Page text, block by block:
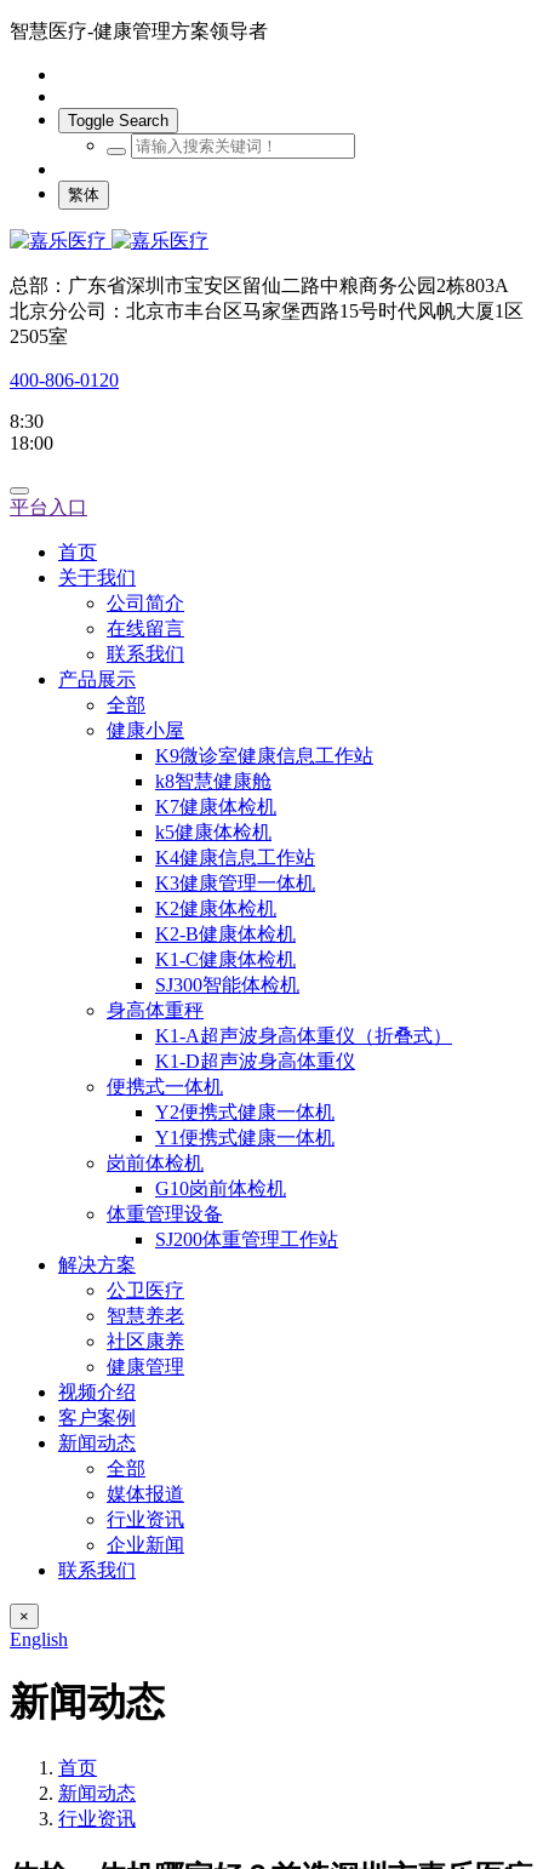
智慧医疗-健康管理方案领导者
Toggle Search
繁体
总部：广东省深圳市宝安区留仙二路中粮商务公园2栋803A
北京分公司：北京市丰台区马家堡西路15号时代风帆大厦1区
2505室
400-806-0120
8:30
18:00
平台入口
首页
关于我们
公司简介
在线留言
联系我们
产品展示
全部
健康小屋
K9微诊室健康信息工作站
k8智慧健康舱
K7健康体检机
k5健康体检机
K4健康信息工作站
K3健康管理一体机
K2健康体检机
K2-B健康体检机
K1-C健康体检机
SJ300智能体检机
身高体重秤
K1-A超声波身高体重仪（折叠式）
K1-D超声波身高体重仪
便携式一体机
Y2便携式健康一体机
Y1便携式健康一体机
岗前体检机
G10岗前体检机
体重管理设备
SJ200体重管理工作站
解决方案
公卫医疗
智慧养老
社区康养
健康管理
视频介绍
客户案例
新闻动态
全部
媒体报道
行业资讯
企业新闻
联系我们
×
English
新闻动态
首页
新闻动态
行业资讯